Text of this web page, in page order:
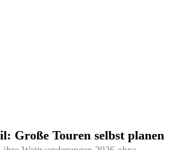
Große Touren selbst planen